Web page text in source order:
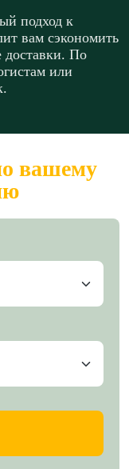
подход к
вам сэкономить
доставки. По
или
вашему